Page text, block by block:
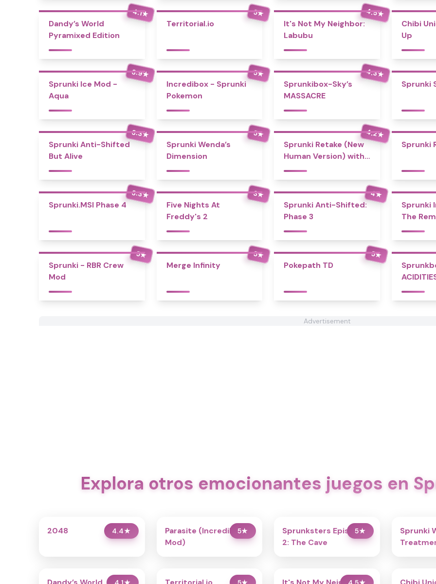
4.1★
Dandy’s World
Pyramixed Edition
5★
Territorial.io
4.5★
It's Not My Neighbor:
Labubu
Chibi
Up
3.9★
Sprunki Ice Mod -
Aqua
5★
Incredibox - Sprunki
Pokemon
4.3★
Sprunkibox-Sky’s
MASSACRE
Sprunki
3.3★
Sprunki Anti-Shifted
But Alive
5★
Sprunki Wenda’s
Dimension
4.2★
Sprunki Retake (New
Human Version) with
Bonus
Sprunki
3.3★
Sprunki.MSI Phase 4
3★
Five Nights At
Freddy's 2
4★
Sprunki Anti-Shifted:
Phase 3
Sprunki
The
5★
Sprunki - RBR Crew
Mod
5★
Merge Infinity
5★
Pokepath TD
Advertisement
Explora otros emocionantes juegos en
4.4★
2048 5★
Parasite (Incredibox
Mod)
5★
Sprunksters Episode
2: The Cave
Sprunki